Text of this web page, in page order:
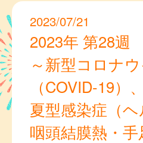
2023/07/21
2023年 第28週
～新型コロナ
（COVID-19）、
夏型感染症（
咽頭結膜熱・